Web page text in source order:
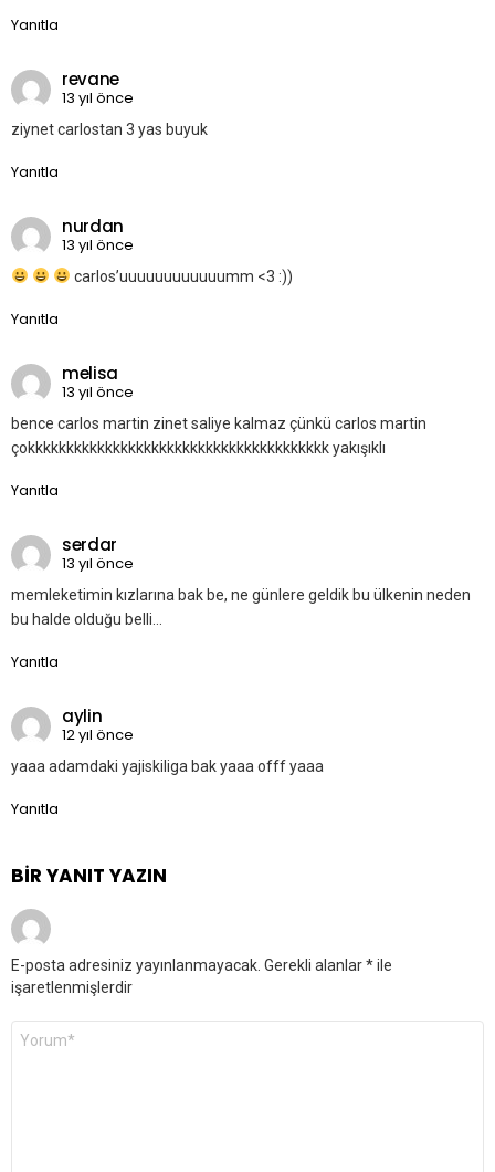
Yanıtla
revane
13 yıl önce
ziynet carlostan 3 yas buyuk
Yanıtla
nurdan
13 yıl önce
carlos’uuuuuuuuuuuumm <3 :))
Yanıtla
melisa
13 yıl önce
bence carlos martin zinet saliye kalmaz çünkü carlos martin
çokkkkkkkkkkkkkkkkkkkkkkkkkkkkkkkkkkkkkkk yakışıklı
Yanıtla
serdar
13 yıl önce
memleketimin kızlarına bak be, ne günlere geldik bu ülkenin neden
bu halde olduğu belli…
Yanıtla
aylin
12 yıl önce
yaaa adamdaki yajiskiliga bak yaaa offf yaaa
Yanıtla
BIR YANIT YAZIN
E-posta adresiniz yayınlanmayacak. Gerekli alanlar*ile
işaretlenmişlerdir
Yorum